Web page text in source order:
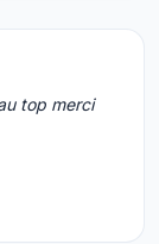
top merci